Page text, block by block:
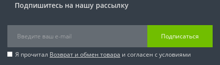
Подпишитесь на нашу рассылку
Подписаться
Я прочитал Возврат и обмен товара и согласен с условиями